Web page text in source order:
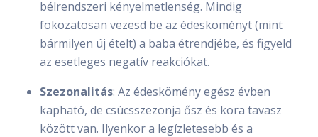
bélrendszeri kényelmetlenség. Mindig
fokozatosan vezesd be az édesköményt (mint
bármilyen új ételt) a baba étrendjébe, és figyeld
az esetleges negatív reakciókat.
Szezonalitás: Az édeskömény egész évben
kapható, de csúcsszezonja ősz és kora tavasz
között van. Ilyenkor a legízletesebb és a